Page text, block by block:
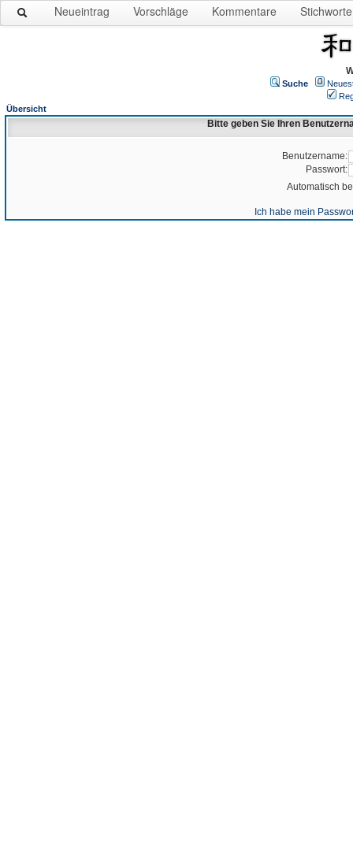
Neueintrag Vorschläge Kommentare Stichworte
Suche
Übersicht
Bitte geben Sie Ihren
Benutzername:
Passwort:
Automatisch
Ich habe mein